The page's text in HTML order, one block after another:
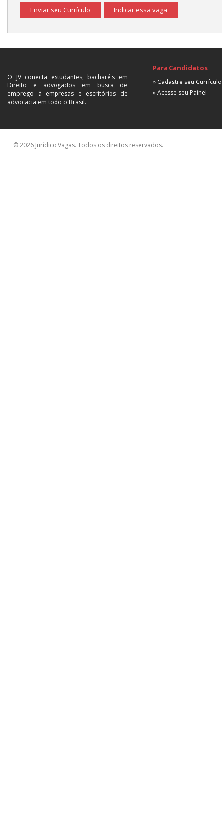
Enviar seu Currículo Indicar essa vaga
O JV conecta estudantes, bacharéis em
Direito e advogados em busca de
emprego à empresas e escritórios de
advocacia em todo o Brasil.
Para Candidatos
» Cadastre seu Currículo
» Acesse seu Painel
© 2026 Jurídico Vagas. Todos os direitos reservados.